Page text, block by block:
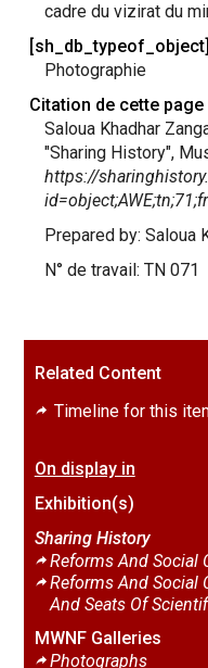
cadre du vizirat du
[sh_db_typeof_object]
Photographie
Citation de cette page
Saloua Khadhar
"Sharing History",
https://
id=object;AWE;tn;71;fr
Prepared by: Saloua
N° de travail: TN 071
Related Content
Timeline for this
On display in
Exhibition(s)
Sharing History
Reforms And Social
Reforms And Social
And Seats Of
MWNF Galleries
Photographs